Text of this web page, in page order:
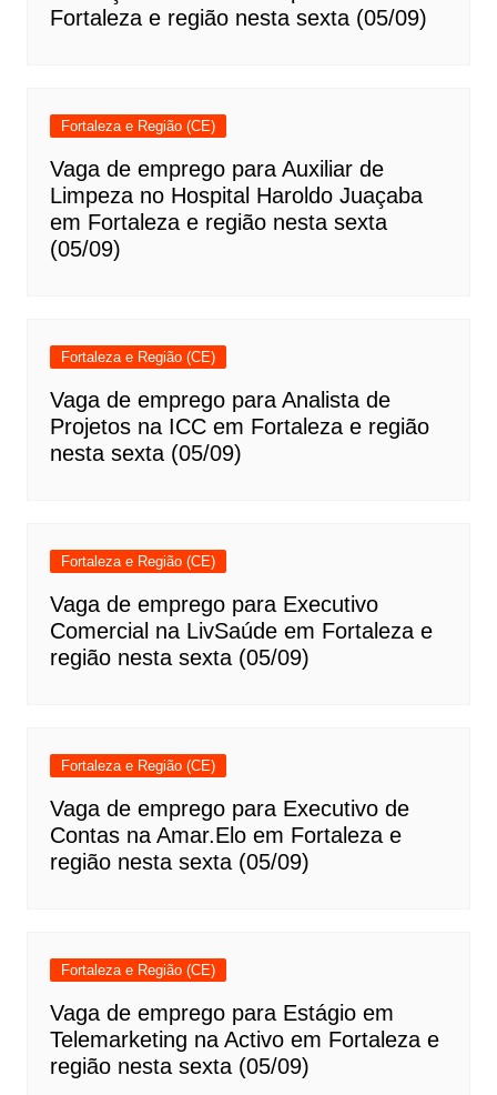
Fortaleza e região nesta sexta (05/09)
Fortaleza e Região (CE)
Vaga de emprego para Auxiliar de
Limpeza no Hospital Haroldo Juaçaba
em Fortaleza e região nesta sexta
(05/09)
Fortaleza e Região (CE)
Vaga de emprego para Analista de
Projetos na ICC em Fortaleza e região
nesta sexta (05/09)
Fortaleza e Região (CE)
Vaga de emprego para Executivo
Comercial na LivSaúde em Fortaleza e
região nesta sexta (05/09)
Fortaleza e Região (CE)
Vaga de emprego para Executivo de
Contas na Amar.Elo em Fortaleza e
região nesta sexta (05/09)
Fortaleza e Região (CE)
Vaga de emprego para Estágio em
Telemarketing na Activo em Fortaleza e
região nesta sexta (05/09)